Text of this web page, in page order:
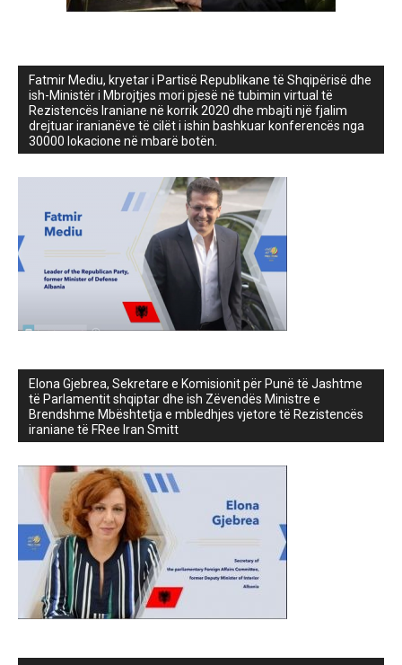
Fatmir Mediu, kryetar i Partisë Republikane të Shqipërisë dhe
ish-Ministër i Mbrojtjes mori pjesë në tubimin virtual të
Rezistencës Iraniane në korrik 2020 dhe mbajti një fjalim
drejtuar iranianëve të cilët i ishin bashkuar konferencës nga
30000 lokacione në mbarë botën.
Elona Gjebrea, Sekretare e Komisionit për Punë të Jashtme
të Parlamentit shqiptar dhe ish Zëvendës Ministre e
Brendshme Mbështetja e mbledhjes vjetore të Rezistencës
iraniane të FRee Iran Smitt